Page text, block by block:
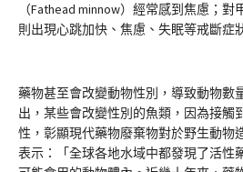
（Fathead minnow）經常感到焦慮；
則出現心跳加快、焦慮、失眠等戒斷症
藥物甚至會改變動物性別，導致動物數
出，某些會改變性別的魚類，因為接觸
性，彰顯現代藥物廢棄物對於野生動物
表示：「全球各地水域中都發現了活性